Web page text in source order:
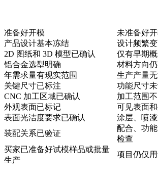
准备好开模
未准备好
产品设计基本冻结
设计频繁
2D 图纸和 3D 模型已确认
仅有早期
铝合金选型明确
材料方向
年需求量有现实范围
生产产量
关键尺寸已标注
功能尺寸未
CNC 加工区域已确认
加工范围
外观表面已标记
可见表面
表面光洁度要求已确认
涂层、喷
装配关系已验证
配合、功
检查
买家已准备好试模样品或批量
生产
项目仍仅